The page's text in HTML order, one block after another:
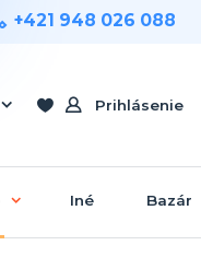
Prihlásenie
+421 948 026 088
Iné Bazár